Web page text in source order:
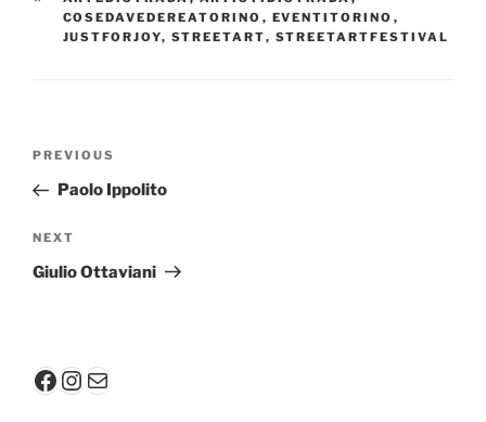
COSEDAVEDEREATORINO , EVENTITORINO ,
JUSTFORJOY, STREETART, STREETARTFESTIVAL
Previous
Post
PREVIOUS
Paolo Ippolito
Next
Post
NEXT
Giulio Ottaviani
Facebook
Instagram
Mail